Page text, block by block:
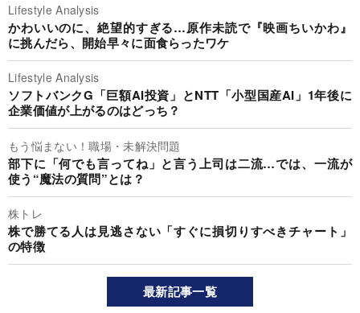
Lifestyle Analysis
かわいいのに、絶望的すぎる…原作未読で『映画ちいかわ』
に挑んだら、開始早々に面食らったワケ
Lifestyle Analysis
ソフトバンクG「巨額AI投資」とNTT「小型国産AI」1年後に
企業価値が上がるのはどっち？
もう悩まない！職場・未解決問題
部下に「何でも言ってね」と言う上司は二流…では、一流が
使う“魔法の質問”とは？
株トレ
株で勝てる人は見逃さない「すぐに損切りすべきチャート」
の特徴
最新記事一覧